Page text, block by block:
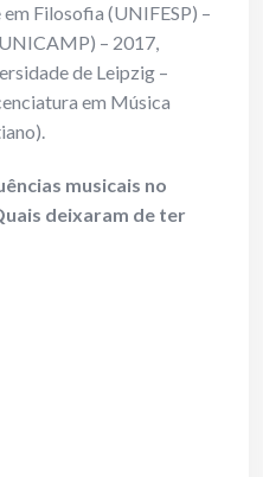
Filosofia (UNIFESP) –
– 2017,
de Leipzig –
em Música
musicais no
deixaram de ter